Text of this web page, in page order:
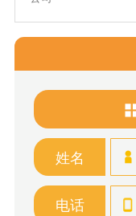
姓名
电话